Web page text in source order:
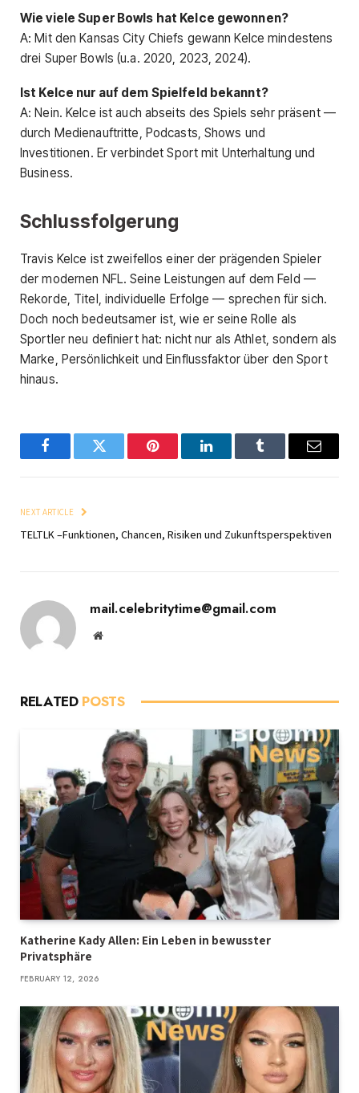
Wie viele Super Bowls hat Kelce gewonnen?
A: Mit den Kansas City Chiefs gewann Kelce mindestens
drei Super Bowls (u.a. 2020, 2023, 2024).
Ist Kelce nur auf dem Spielfeld bekannt?
A: Nein. Kelce ist auch abseits des Spiels sehr präsent —
durch Medienauftritte, Podcasts, Shows und
Investitionen. Er verbindet Sport mit Unterhaltung und
Business.
Schlussfolgerung
Travis Kelce ist zweifellos einer der prägenden Spieler
der modernen NFL. Seine Leistungen auf dem Feld —
Rekorde, Titel, individuelle Erfolge — sprechen für sich.
Doch noch bedeutsamer ist, wie er seine Rolle als
Sportler neu definiert hat: nicht nur als Athlet, sondern als
Marke, Persönlichkeit und Einflussfaktor über den Sport
hinaus.
FacebookTwitter Pinterest LinkedInTumblr Email
NEXT ARTICLE
TELTLK –Funktionen, Chancen, Risiken und Zukunftsperspektiven
mail.celebritytime@gmail.com
Website
RELATED POSTS
Katherine Kady Allen: Ein Leben in bewusster
Privatsphäre
FEBRUARY 12, 2026